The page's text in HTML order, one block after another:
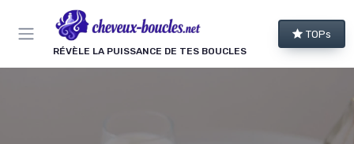
RÉVÈLE LA PUISSANCE DE TES BOUCLES
TOPs
Panneau de gestion des cookies